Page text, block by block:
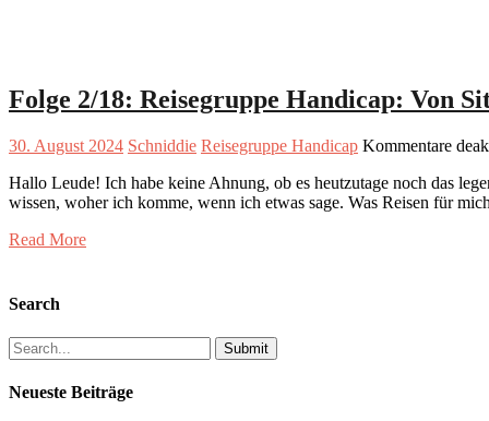
Folge 2/18: Reisegruppe Handicap: Von
30. August 2024 Schniddie Reisegruppe Handicap Kommentare
Hallo Leude! Ich habe keine Ahnung, ob es heutzutage noch das
wissen, woher ich komme, wenn ich etwas sage. Was Reisen für
Read More
Search
Search
for:
Neueste Beiträge